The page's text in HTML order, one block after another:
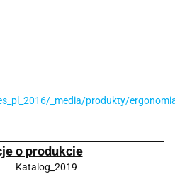
o produkcie
Katalog_2019